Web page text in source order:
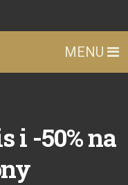
MENU
i -50% na